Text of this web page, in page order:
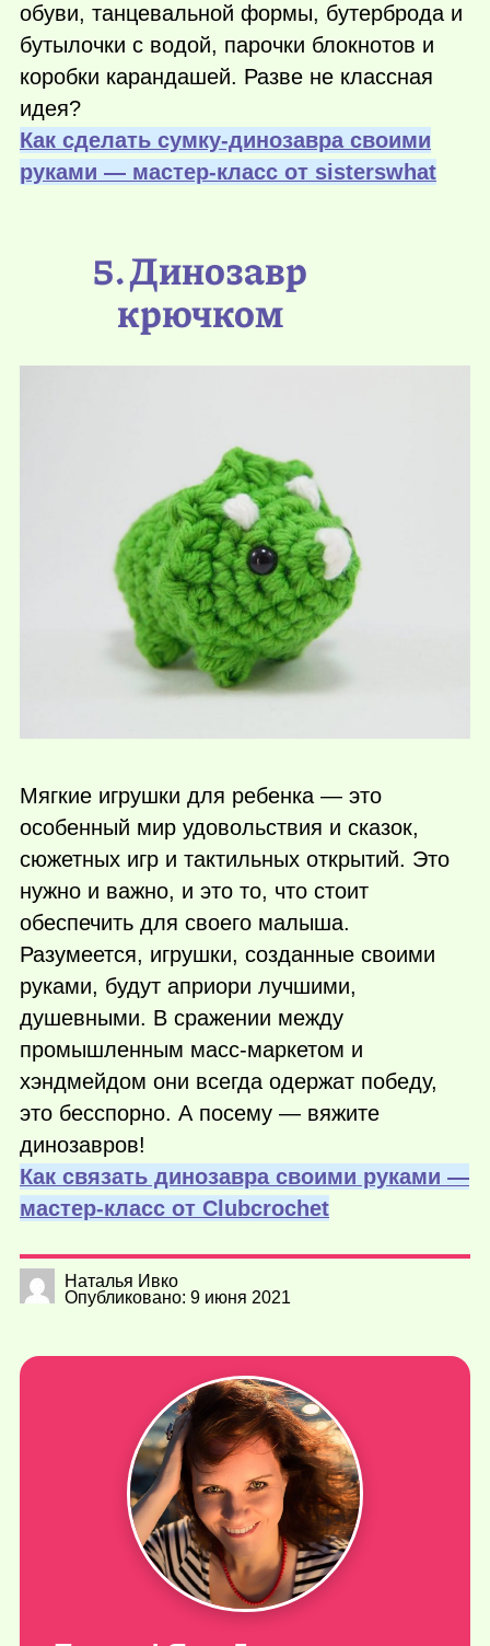
обуви, танцевальной формы, бутерброда и
бутылочки с водой, парочки блокнотов и
коробки карандашей. Разве не классная
идея?
Как сделать сумку-динозавра своими
руками — мастер-класс от sisterswhat
5. Динозавр
крючком
Мягкие игрушки для ребенка — это
особенный мир удовольствия и сказок,
сюжетных игр и тактильных открытий. Это
нужно и важно, и это то, что стоит
обеспечить для своего малыша.
Разумеется, игрушки, созданные своими
руками, будут априори лучшими,
душевными. В сражении между
промышленным масс-маркетом и
хэндмейдом они всегда одержат победу,
это бесспорно. А посему — вяжите
динозавров!
Как связать динозавра своими руками —
мастер-класс от Сlubcrochet
Наталья Ивко
Опубликовано: 9 июня 2021